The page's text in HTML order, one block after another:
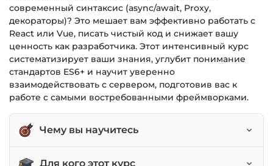
современный синтаксис (async/await, Proxy,
декораторы)? Это мешает вам эффективно работать с
React или Vue, писать чистый код и снижает вашу
ценность как разработчика. Этот интенсивный курс
систематизирует ваши знания, углубит понимание
стандартов ES6+ и научит уверенно
взаимодействовать с сервером, подготовив вас к
работе с самыми востребованными фреймворками.
Чему вы научитесь
Уверенно использовать современные
Для кого этот курс